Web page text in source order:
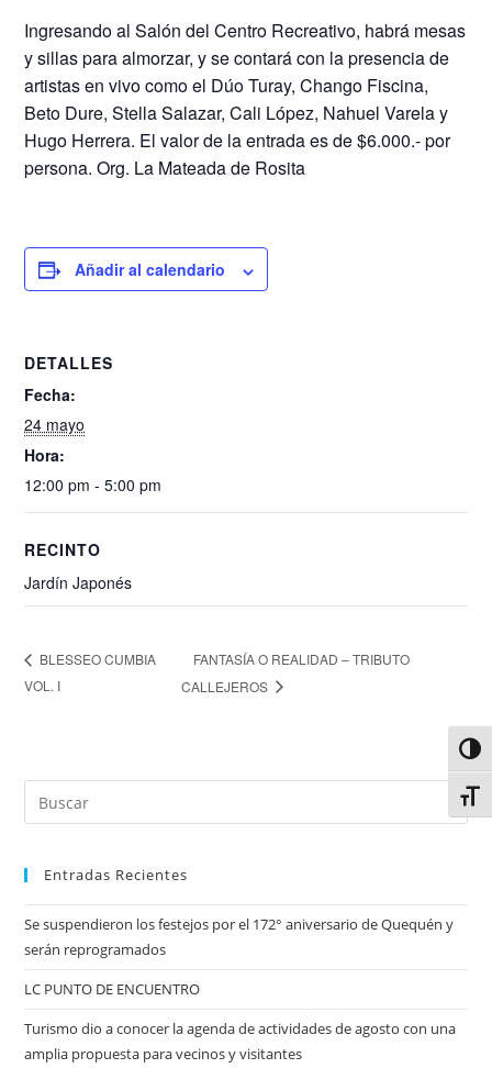
Ingresando al Salón del Centro Recreativo, habrá mesas
y sillas para almorzar, y se contará con la presencia de
artistas en vivo como el Dúo Turay, Chango Fiscina,
Beto Dure, Stella Salazar, Cali López, Nahuel Varela y
Hugo Herrera. El valor de la entrada es de $6.000.- por
persona. Org. La Mateada de Rosita
Añadir al calendario
DETALLES
Fecha:
24 mayo
Hora:
12:00 pm - 5:00 pm
RECINTO
Jardín Japonés
BLESSEO CUMBIA
VOL. I
FANTASÍA O REALIDAD – TRIBUTO
CALLEJEROS
Entradas Recientes
Se suspendieron los festejos por el 172° aniversario de Quequén y
serán reprogramados
LC PUNTO DE ENCUENTRO
Turismo dio a conocer la agenda de actividades de agosto con una
amplia propuesta para vecinos y visitantes